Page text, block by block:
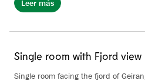
Leer más
Single room with Fjord view
Single room facing the fjord of